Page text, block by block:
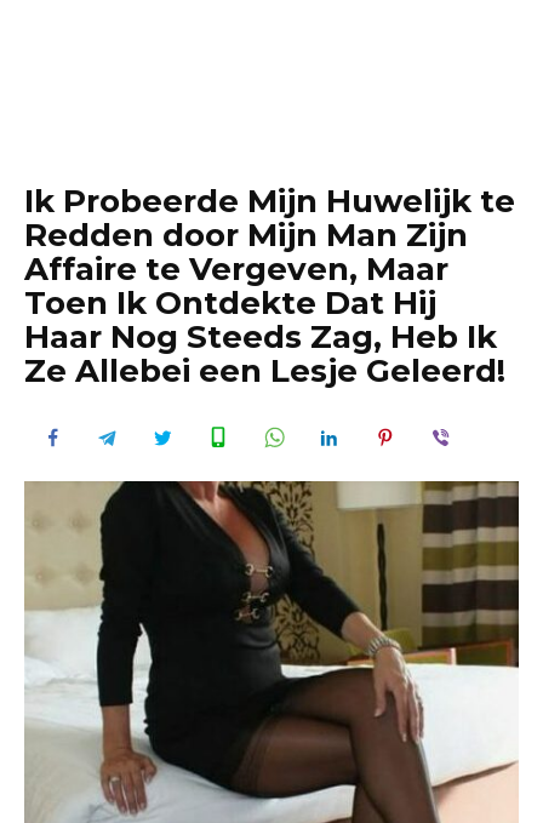
Ik Probeerde Mijn Huwelijk te
Redden door Mijn Man Zijn
Affaire te Vergeven, Maar
Toen Ik Ontdekte Dat Hij
Haar Nog Steeds Zag, Heb Ik
Ze Allebei een Lesje Geleerd!